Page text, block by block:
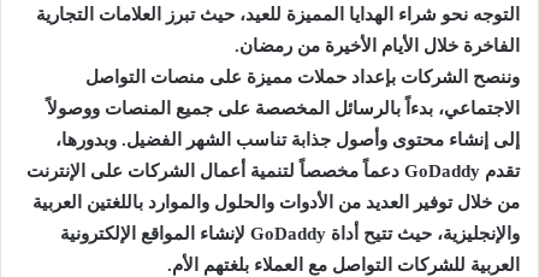
التوجه نحو شراء الهدايا المميزة للعيد، حيث تبرز العلامات التجارية
الفاخرة خلال الأيام الأخيرة من رمضان.
وننصح الشركات بإعداد حملات مميزة على منصات التواصل
الاجتماعي، بدءاً بالرسائل المخصصة على جميع المنصات ووصولاً
إلى إنشاء محتوى وأصول جذابة تناسب الشهر الفضيل. وبدورها،
تقدم GoDaddy دعماً مخصصاً لتنمية أعمال الشركات على الإنترنت
من خلال توفير العديد من الأدوات والحلول والموارد باللغتين العربية
والإنجليزية، حيث تتيح أداة GoDaddy لإنشاء المواقع الإلكترونية
العربية للشركات التواصل مع العملاء بلغتهم الأم.